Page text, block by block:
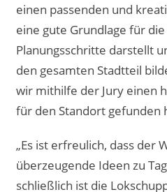
einen passenden und
eine gute Grundlage für
Planungsschritte darstellt
den gesamten Stadtteil
wir mithilfe der Jury einen
für den Standort gefunden
„Es ist erfreulich, dass der
überzeugende Ideen zu
schließlich ist die